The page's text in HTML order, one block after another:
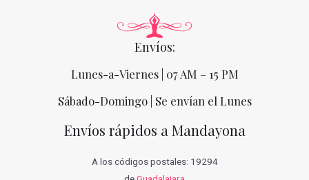
Envíos:
Lunes-a-Viernes | 07 AM – 15 PM
Sábado-Domingo | Se envían el Lunes
Envíos rápidos a Mandayona
A los códigos postales: 19294